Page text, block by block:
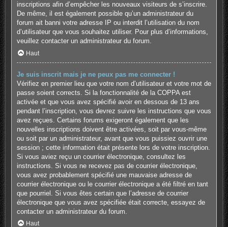
inscriptions afin d’empêcher les nouveaux visiteurs de s’inscrire.
De même, il est également possible qu’un administrateur du
forum ait banni votre adresse IP ou interdit l’utilisation du nom
d’utilisateur que vous souhaitez utiliser. Pour plus d’informations,
veuillez contacter un administrateur du forum.
Haut
Je suis inscrit mais je ne peux pas me connecter !
Vérifiez en premier lieu que votre nom d’utilisateur et votre mot de
passe soient corrects. Si la fonctionnalité de la COPPA est
activée et que vous avez spécifié avoir en dessous de 13 ans
pendant l’inscription, vous devrez suivre les instructions que vous
avez reçues. Certains forums exigeront également que les
nouvelles inscriptions doivent être activées, soit par vous-même
ou soit par un administrateur, avant que vous puissiez ouvrir une
session ; cette information était présente lors de votre inscription.
Si vous aviez reçu un courrier électronique, consultez les
instructions. Si vous ne recevez pas de courrier électronique,
vous avez probablement spécifié une mauvaise adresse de
courrier électronique ou le courrier électronique a été filtré en tant
que pourriel. Si vous êtes certain que l’adresse de courrier
électronique que vous avez spécifiée était correcte, essayez de
contacter un administrateur du forum.
Haut